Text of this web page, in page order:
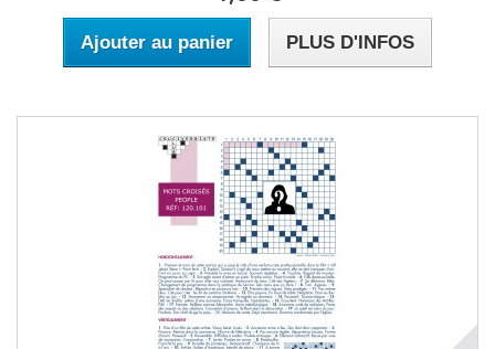
Ajouter au panier PLUS D'INFOS